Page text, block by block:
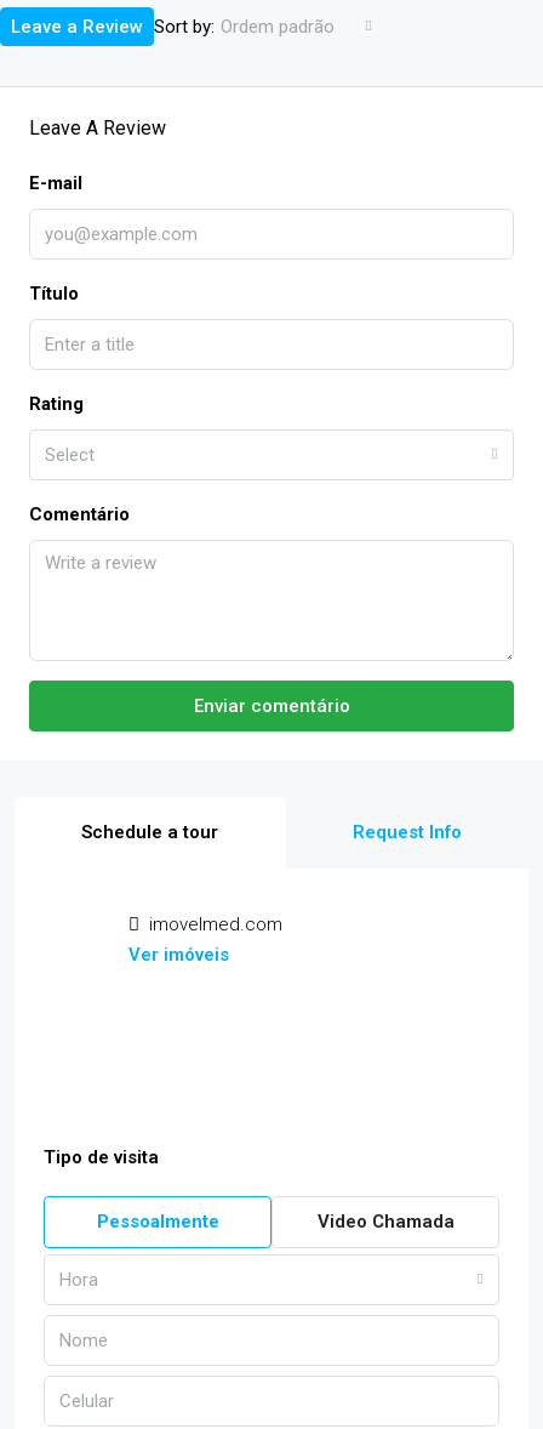
Sort by: Ordem padrão
Leave a Review
Leave A Review
E-mail
Título
Rating
Select
Comentário
Enviar comentário
Schedule a tour Request Info
imovelmed.com
Ver imóveis
Tipo de visita
Pessoalmente Video Chamada
Hora